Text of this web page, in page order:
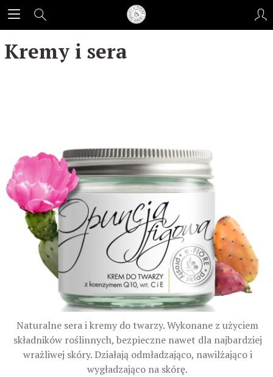
Kremy i sera
Naturalne sera i kremy do twarzy. Wykonane z użyciem
składników roślinnych, bezpieczne nawet dla najbardziej
wrażliwej skóry. Działają odmładzająco, nawilżająco i
wygładzająco na skórę.